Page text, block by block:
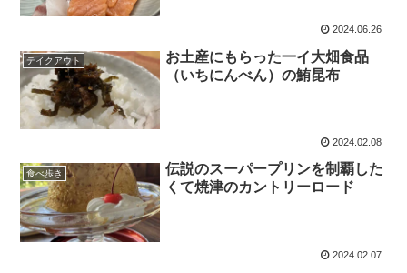
2024.06.26
テイクアウト
お土産にもらった一イ大畑食品
（いちにんべん）の鮪昆布
2024.02.08
食べ歩き
伝説のスーパープリンを制覇した
くて焼津のカントリーロード
2024.02.07